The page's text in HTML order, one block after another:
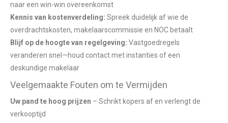
naar een win-win overeenkomst
Kennis van kostenverdeling: Spreek duidelijk af wie de
overdrachtskosten, makelaarscommissie en NOC betaalt
Blijf op de hoogte van regelgeving: Vastgoedregels
veranderen snel—houd contact met instanties of een
deskundige makelaar
Veelgemaakte Fouten om te Vermijden
Uw pand te hoog prijzen – Schrikt kopers af en verlengt de
verkooptijd